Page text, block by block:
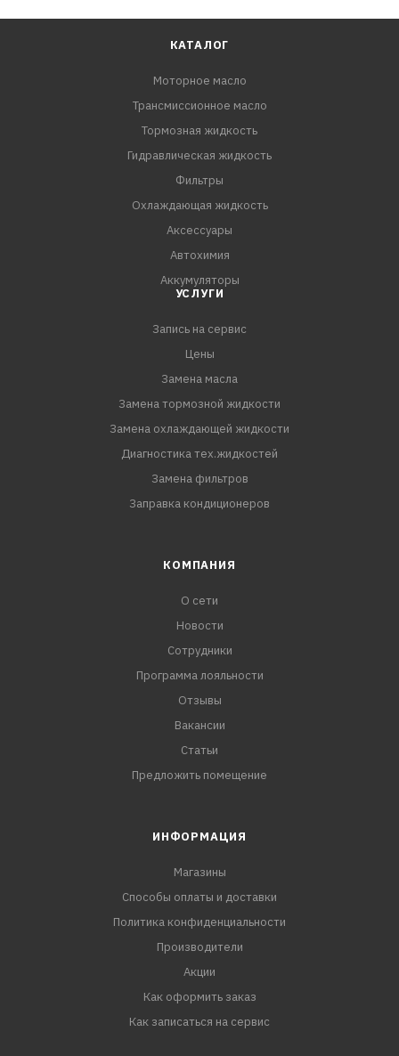
КАТАЛОГ
Моторное масло
Трансмиссионное масло
Тормозная жидкость
Гидравлическая жидкость
Фильтры
Охлаждающая жидкость
Аксессуары
Автохимия
Аккумуляторы
УСЛУГИ
Запись на сервис
Цены
Замена масла
Замена тормозной жидкости
Замена охлаждающей жидкости
Диагностика тех.жидкостей
Замена фильтров
Заправка кондиционеров
КОМПАНИЯ
О сети
Новости
Сотрудники
Программа лояльности
Отзывы
Вакансии
Статьи
Предложить помещение
ИНФОРМАЦИЯ
Магазины
Способы оплаты и доставки
Политика конфиденциальности
Производители
Акции
Как оформить заказ
Как записаться на сервис